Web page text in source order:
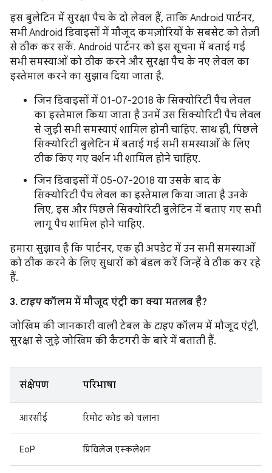
इस बुलेटिन में सुरक्षा पैच के दो लेवल हैं, ताकि Android पार्टनर,
सभी Android डिवाइसों में मौजूद कमज़ोरियों के सबसेट को तेज़ी
से ठीक कर सकें. Android पार्टनर को इस सूचना में बताई गई
सभी समस्याओं को ठीक करने और सुरक्षा पैच के नए लेवल का
इस्तेमाल करने का सुझाव दिया जाता है.
जिन डिवाइसों में 01-07-2018 के सिक्योरिटी पैच लेवल
का इस्तेमाल किया जाता है उनमें उस सिक्योरिटी पैच लेवल
से जुड़ी सभी समस्याएं शामिल होनी चाहिए. साथ ही, पिछले
सिक्योरिटी बुलेटिन में बताई गई सभी समस्याओं के लिए
ठीक किए गए वर्शन भी शामिल होने चाहिए.
जिन डिवाइसों में 05-07-2018 या उसके बाद के
सिक्योरिटी पैच लेवल का इस्तेमाल किया जाता है उनके
लिए, इस और पिछले सिक्योरिटी बुलेटिन में बताए गए सभी
लागू पैच शामिल होने चाहिए.
हमारा सुझाव है कि पार्टनर, एक ही अपडेट में उन सभी समस्याओं
को ठीक करने के लिए सुधारों को बंडल करें जिन्हें वे ठीक कर रहे
हैं.
3. टाइपकॉलम में मौजूद एंट्री का क्या मतलब है?
जोखिम की जानकारी वाली टेबल के टाइपकॉलम में मौजूद एंट्री,
सुरक्षा से जुड़े जोखिम की कैटगरी के बारे में बताती हैं.
संक्षेपण परिभाषा
आरसीई रिमोट कोड को चलाना
EoP प्रिविलेज एस्कलेशन